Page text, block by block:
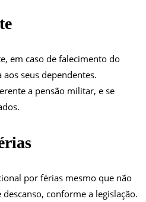
em caso de falecimento do
seus dependentes.
a pensão militar, e se
por férias mesmo que não
conforme a legislação.